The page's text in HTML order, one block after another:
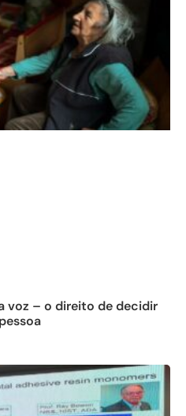
voz – o direito de decidir